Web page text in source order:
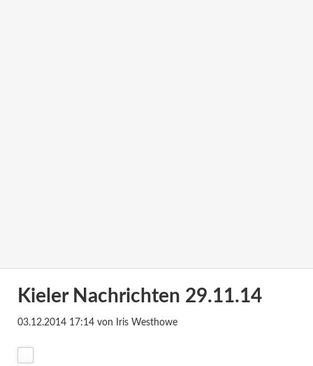
Kieler Nachrichten 29.11.14
03.12.2014 17:14von Iris Westhowe